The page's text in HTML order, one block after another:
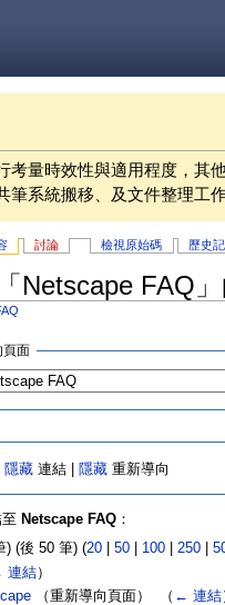
考量時效性與適用程度，其
筆系統搬移、及文件整理工
討論 檢視原始碼 歷史
Netscape FAQ
頁面
隱藏 連結 | 隱藏 重新導向
Netscape FAQ：
) (後 50 筆) (20| 50| 100| 250|
連結）
（重新導向頁面） ‎ （ ← 連結